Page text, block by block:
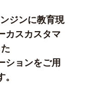
ジンに教育現
カスカスタマ
ションをご用